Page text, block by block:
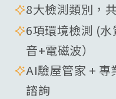
8大檢測類別，
6項環境檢測 (
音+電磁波）
AI驗屋管家 + 專
諮詢